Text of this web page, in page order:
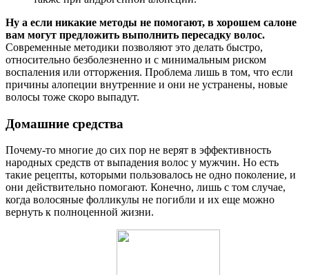
Ну а если никакие методы не помогают, в хорошем салоне
вам могут предложить выполнить пересадку волос.
Современные методики позволяют это делать быстро,
относительно безболезненно и с минимальным риском
воспаления или отторжения. Проблема лишь в том, что если
причины алопеции внутренние и они не устранены, новые
волосы тоже скоро выпадут.
Домашние средства
Почему-то многие до сих пор не верят в эффективность
народных средств от выпадения волос у мужчин. Но есть
такие рецепты, которыми пользовалось не одно поколение, и
они действительно помогают. Конечно, лишь с том случае,
когда волосяные фолликулы не погибли и их еще можно
вернуть к полноценной жизни.